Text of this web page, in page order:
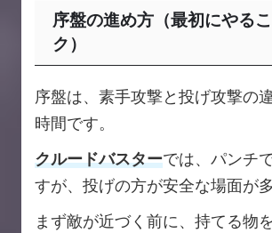
序盤の進め方（最初にやる
ク）
序盤は、素手攻撃と投げ攻撃の
時間です。
クルードバスターでは、パンチ
すが、投げの方が安全な場面が多
まず敵が近づく前に、持てる物